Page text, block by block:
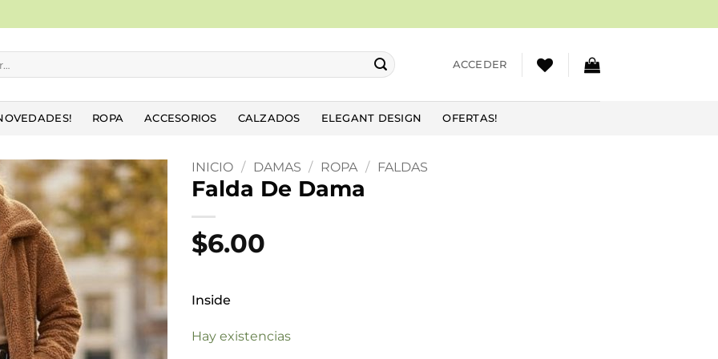
ACCEDER
ROPA ACCESORIOS CALZADOS ELEGANT DESIGN OFERTAS!
Añadir
a la
lista
de
deseos
INICIO / DAMAS / ROPA / FALDAS
Falda De Dama
$6.00
Inside
Hay existencias